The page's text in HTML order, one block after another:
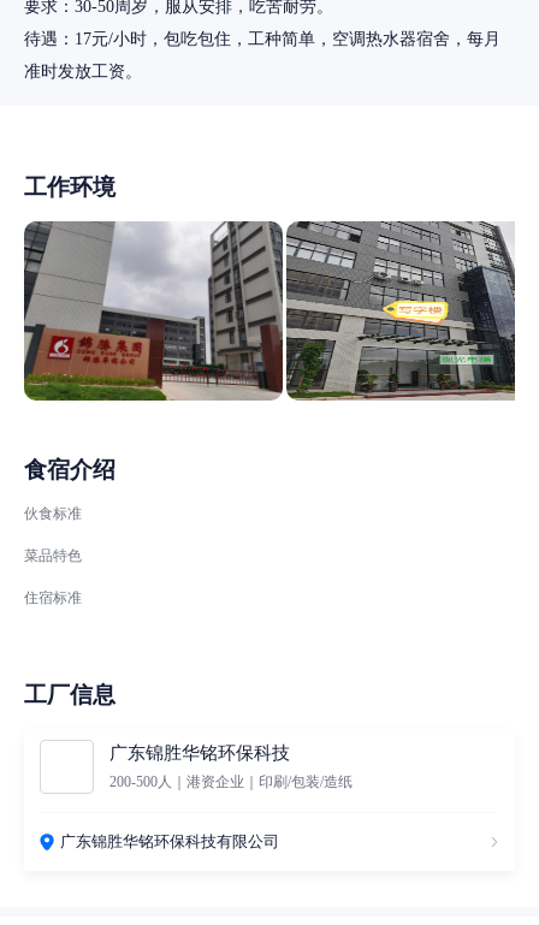
要求：30-50周岁，服从安排，吃苦耐劳。
待遇：17元/小时，包吃包住，工种简单，空调热水器宿舍，每月
准时发放工资。
工作环境
食宿介绍
伙食标准
菜品特色
住宿标准
工厂信息
广东锦胜华铭环保科技
200-500人｜港资企业｜印刷/包装/造纸
广东锦胜华铭环保科技有限公司